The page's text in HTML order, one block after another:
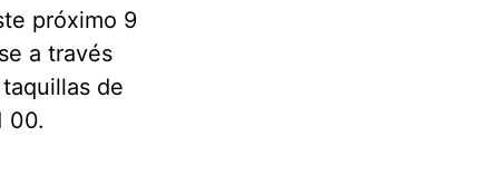
próximo 9
a través
de
00.